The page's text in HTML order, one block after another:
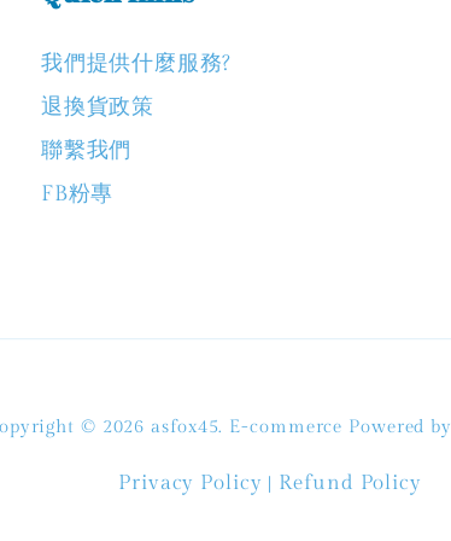
我們提供什麼服務?
退換貨政策
聯繫我們
FB粉專
© 2026 asfox45. E-commerce Powered by
Privacy Policy | Refund Policy